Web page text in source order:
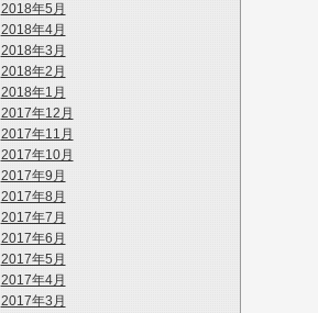
2018年5月
2018年4月
2018年3月
2018年2月
2018年1月
2017年12月
2017年11月
2017年10月
2017年9月
2017年8月
2017年7月
2017年6月
2017年5月
2017年4月
2017年3月